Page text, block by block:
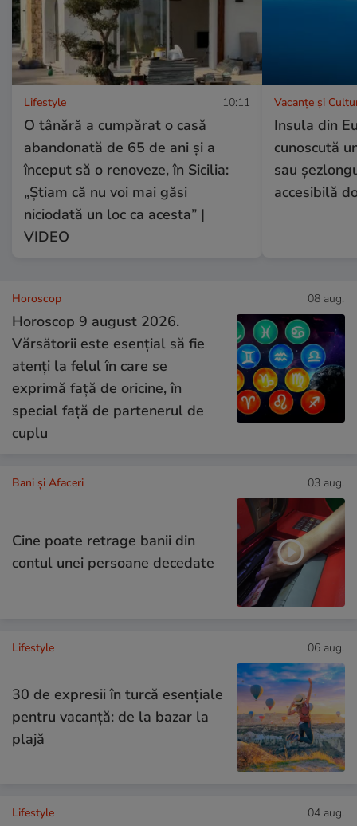
Lifestyle 10:11
O tânără a cumpărat o casă
abandonată de 65 de ani și a
început să o renoveze, în Sicilia:
„Știam că nu voi mai găsi
niciodată un loc ca acesta” |
VIDEO
Vacanțe și
Insula din
cunoscută
sau
accesibilă
Horoscop 08 aug.
Horoscop 9 august 2026.
Vărsătorii este esențial să fie
atenți la felul în care se
exprimă față de oricine, în
special față de partenerul de
cuplu
Bani și Afaceri 03 aug.
Cine poate retrage banii din
contul unei persoane decedate
Lifestyle 06 aug.
30 de expresii în turcă esențiale
pentru vacanță: de la bazar la
plajă
Lifestyle 04 aug.